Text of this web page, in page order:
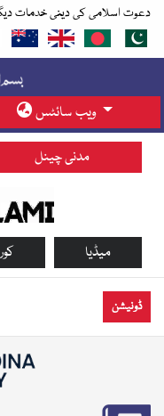
دعوت اسلامی کی دینی خدمات
ویب سائٹس
مدنی چینل
میڈیا
ڈونیشن